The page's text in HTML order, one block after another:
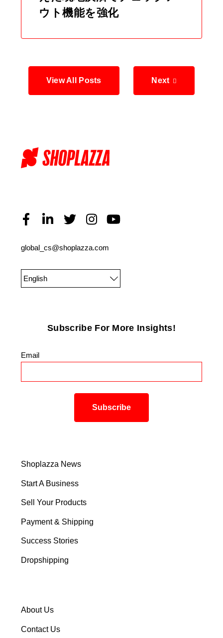
ウト機能を強化
View All Posts Next
global_cs@shoplazza.com
English
Subscribe For More Insights!
Email
Shoplazza News
Start A Business
Sell Your Products
Payment & Shipping
Success Stories
Dropshipping
About Us
Contact Us